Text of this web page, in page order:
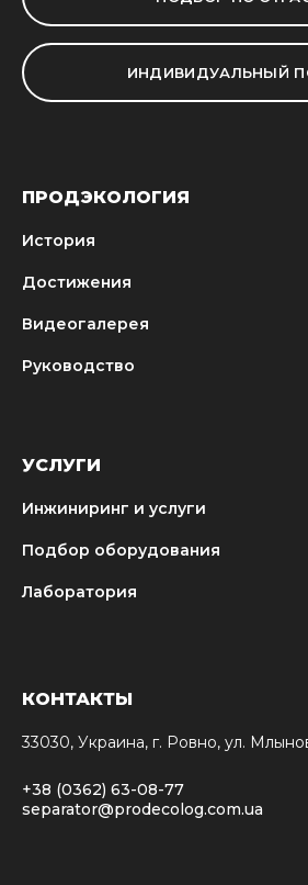
ИНДИВИДУАЛЬНЫЙ
ПРОДЭКОЛОГИЯ
История
Достижения
Видеогалерея
Руководство
УСЛУГИ
Инжиниринг и услуги
Подбор оборудования
Лаборатория
КОНТАКТЫ
33030, Украина, г. Ровно, ул.
+38 (0362) 63-08-77
separator@prodecolog.com.ua